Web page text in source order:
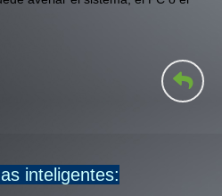
inteligentes: